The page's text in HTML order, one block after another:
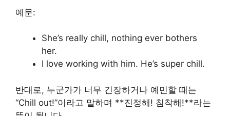
예문:
She’s really chill, nothing ever bothers
her.
I love working with him. He’s super chill.
반대로, 누군가가 너무 긴장하거나 예민할 때는
“Chill out!”이라고 말하며 **진정해! 침착해!**라는